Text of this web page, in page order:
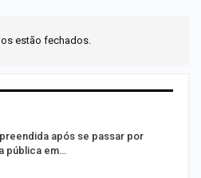
estão fechados.
após se passar por
pública em…